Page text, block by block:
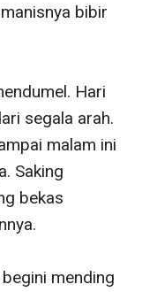
bibir
Hari
segala arah.
malam ini
Saking
bekas
begini mending